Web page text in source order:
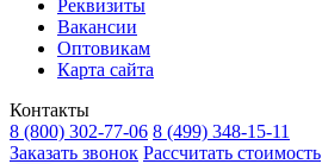
Реквизиты
Вакансии
Оптовикам
Карта сайта
Контакты
8 (800) 302-77-06 8 (499) 348-15-11
Заказать звонок Рассчитать стоимость